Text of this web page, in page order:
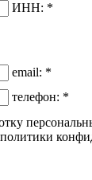
ИНН: *
email: *
телефон: *